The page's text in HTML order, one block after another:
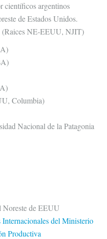
científicos argentinos
de Estados Unidos.
(Raices NE-EEUU, NJIT)
Columbia)
Nacional de la Patagonia
Noreste de EEUU
del Ministerio
Productiva